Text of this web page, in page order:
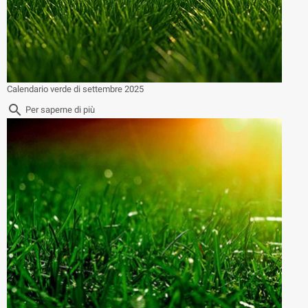
Calendario verde di settembre 2025
search Per saperne di più